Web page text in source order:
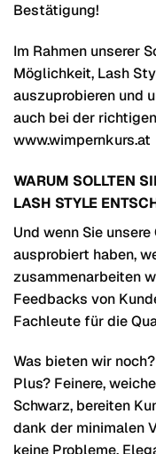
Bestätigung!
Im Rahmen unserer
Möglichkeit, Lash
auszuprobieren und
auch bei der
www.wimpernkurs.at
WARUM SOLLTEN
LASH STYLE
Und wenn Sie
ausprobiert haben,
zusammenarbeiten
Feedbacks von
Fachleute für die
Was bieten wir
Plus? Feinere,
Schwarz, bereiten
dank der minimalen